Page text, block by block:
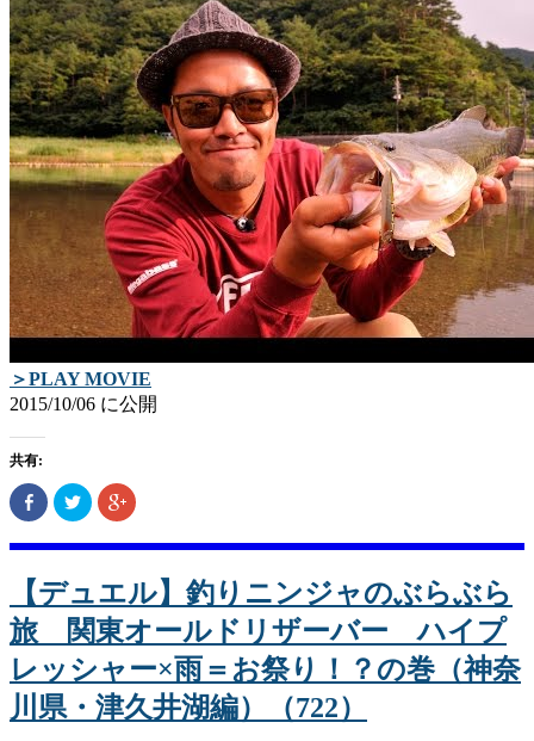
＞PLAY MOVIE
2015/10/06 に公開
共有:
Facebook
で
有
(新
い
ウ
ィ
ド
で
開
き
ま
す)
ク
リ
ク
し
Twitter
で
共
有
(新
し
い
ウ
ィ
ン
ド
ク
リ
ク
し
Google+
で
共
有
(新
い
ウ
ィ
ン
ド
【デュエル】釣りニンジャのぶらぶら
旅 関東オールドリザーバー ハイプ
レッシャー×雨＝お祭り！？の巻（神奈
川県・津久井湖編）（722）